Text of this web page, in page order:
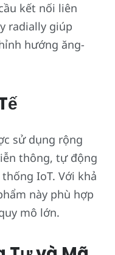
kết nối liên
radially giúp
hướng ăng-
sử dụng rộng
thông, tự động
IoT. Với khả
này phù hợp
mô lớn.